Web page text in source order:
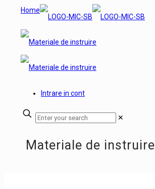
Home
Intrare in cont
✕
Materiale de instruire